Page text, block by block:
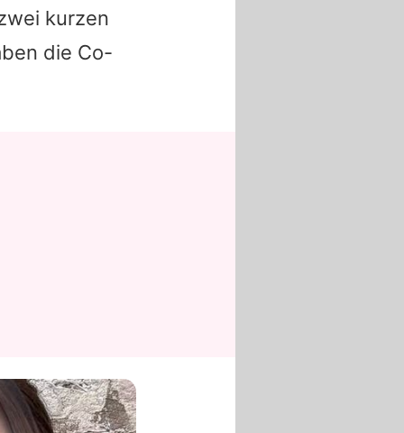
kurzen
die Co-